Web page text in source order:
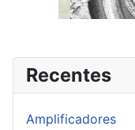
Recentes
Amplificadores